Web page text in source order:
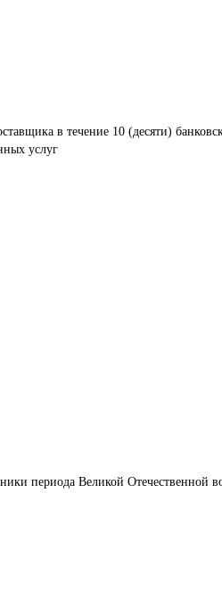
в течение 10 (десяти)
услуг
периода Великой Отечественной